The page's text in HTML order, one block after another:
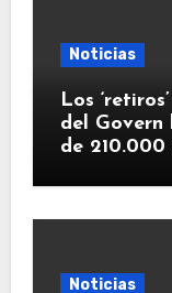
Noticias
Los
del Govern
de 210.000
Noticias